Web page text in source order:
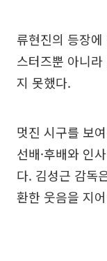
류현진의 등장
스터즈뿐 아니
지 못했다.
멋진 시구를 보
선배·후배와 인
다. 김성근 감독
환한 웃음을 지